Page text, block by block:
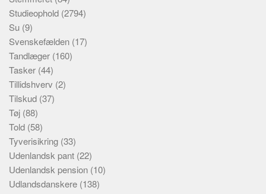
Studieophold (2794)
Su (9)
Svenskefælden (17)
Tandlæger (160)
Tasker (44)
Tillidshverv (2)
Tilskud (37)
Tøj (88)
Told (58)
Tyverisikring (33)
Udenlandsk pant (22)
Udenlandsk pension (10)
Udlandsdanskere (138)